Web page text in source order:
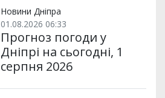
m p
Новини Дніпра
01.08.2026 06:33
Прогноз погоди у
Дніпрі на сьогодні, 1
серпня 2026